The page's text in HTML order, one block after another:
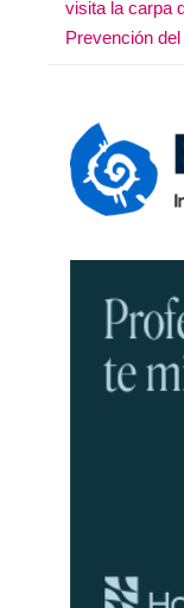
visita la carpa
Prevención